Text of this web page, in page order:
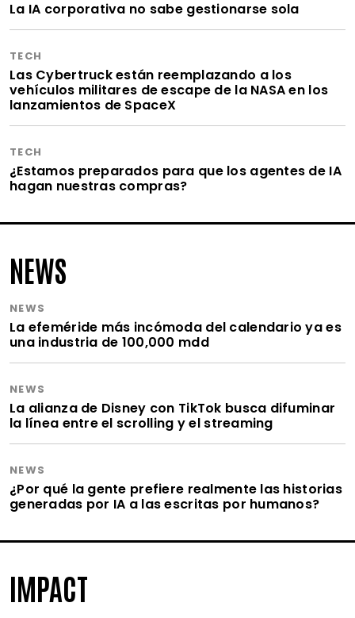
La IA corporativa no sabe gestionarse sola
TECH
Las Cybertruck están reemplazando a los
vehículos militares de escape de la NASA en los
lanzamientos de SpaceX
TECH
¿Estamos preparados para que los agentes de IA
hagan nuestras compras?
NEWS
NEWS
La efeméride más incómoda del calendario ya es
una industria de 100,000 mdd
NEWS
La alianza de Disney con TikTok busca difuminar
la línea entre el scrolling y el streaming
NEWS
¿Por qué la gente prefiere realmente las historias
generadas por IA a las escritas por humanos?
IMPACT